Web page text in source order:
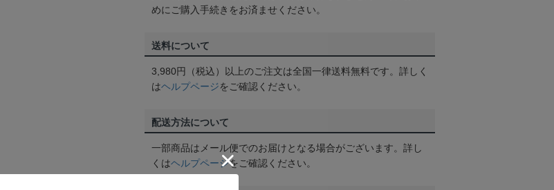
めにご購入手続きをお済ませください。
送料について
3,980円（税込）以上のご注文は全国一律送料無料です。詳しく
はヘルプページをご確認ください。
配送方法について
一部商品はメール便でのお届けとなる場合がございます。詳し
くはヘルプページをご確認ください。